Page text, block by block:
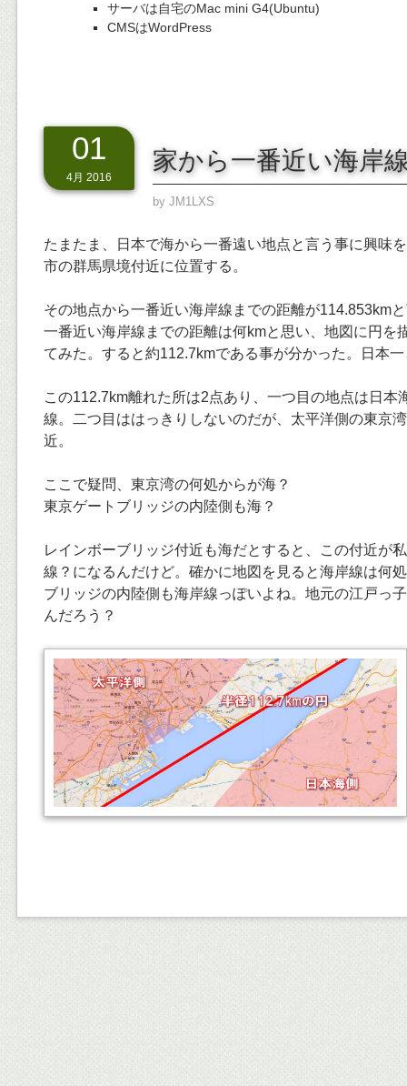
サーバは自宅のMac mini G4(Ubuntu)
CMSはWordPress
01
4月 2016
家から一番近い海岸
by JM1LXS
たまたま、日本で海から一番遠い地点と言う事に興味
市の群馬県境付近に位置する。
その地点から一番近い海岸線までの距離が114.853km
一番近い海岸線までの距離は何kmと思い、地図に円を
てみた。すると約112.7kmである事が分かった。日本
この112.7km離れた所は2点あり、一つ目の地点は日本
線。二つ目ははっきりしないのだが、太平洋側の東京
近。
ここで疑問、東京湾の何処からが海？
東京ゲートブリッジの内陸側も海？
レインボーブリッジ付近も海だとすると、この付近が
線？になるんだけど。確かに地図を見ると海岸線は何
ブリッジの内陸側も海岸線っぽいよね。地元の江戸っ
んだろう？